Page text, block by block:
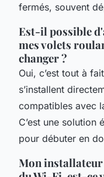
fermés, souvent
Est-il possible
mes volets
changer ?
Oui, c’est tout à
s’installent
compatibles avec
C’est une solution
pour débuter en
Mon installateur